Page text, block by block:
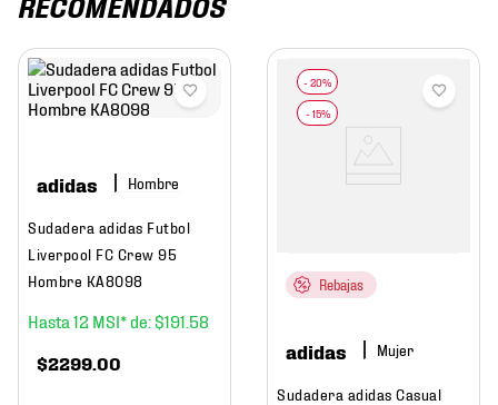
adidas Hombre
Sudadera adidas Futbol
Liverpool FC Crew 95
Hombre KA8098
12 $191 58
$2299.00
Rebajas
adidas Mujer
Sudadera adidas Casual